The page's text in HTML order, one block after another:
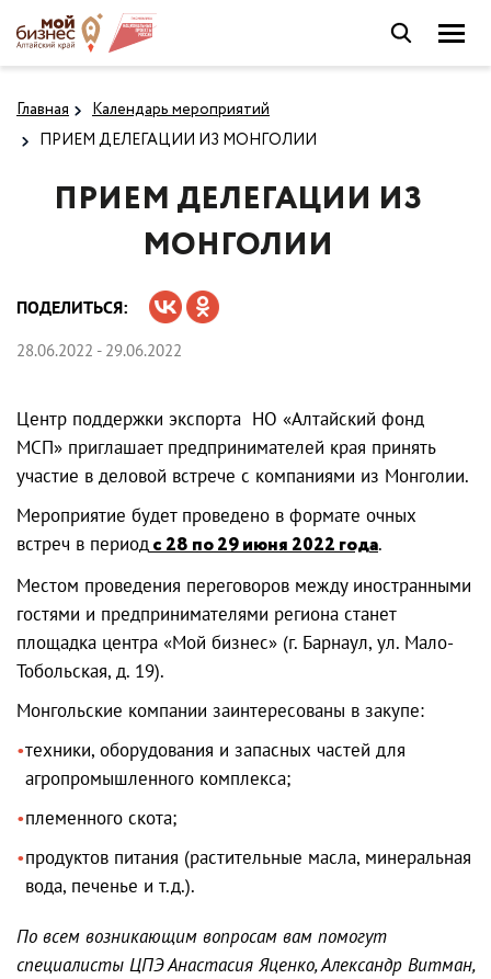
Главная
Календарь мероприятий
ПРИЕМ ДЕЛЕГАЦИИ ИЗ МОНГОЛИИ
ПРИЕМ ДЕЛЕГАЦИИ ИЗ
МОНГОЛИИ
ПОДЕЛИТЬСЯ:
28.06.2022 - 29.06.2022
Центр поддержки экспорта НО «Алтайский фонд
МСП» приглашает предпринимателей края принять
участие в деловой встрече с компаниями из Монголии.
Мероприятие будет проведено в формате очных
встреч в периодс 28 по 29 июня 2022 года.
Местом проведения переговоров между иностранными
гостями и предпринимателями региона станет
площадка центра «Мой бизнес» (г. Барнаул, ул. Мало-
Тобольская, д. 19).
Монгольские компании заинтересованы в закупе:
техники, оборудования и запасных частей для
агропромышленного комплекса;
племенного скота;
продуктов питания (растительные масла, минеральная
вода, печенье и т.д.).
По всем возникающим вопросам вам помогут
специалисты ЦПЭ Анастасия Яценко, Александр Витман,